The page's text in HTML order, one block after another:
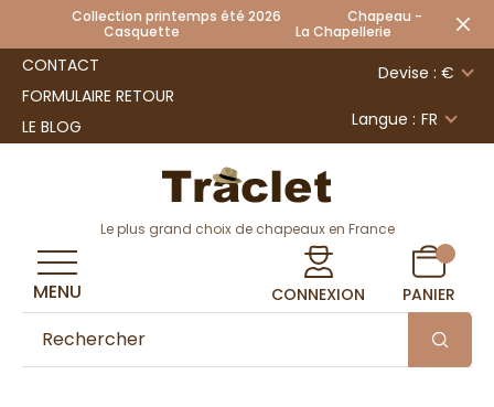
Collection printemps été 2026 Chapeau -
Casquette La Chapellerie
CONTACT
FORMULAIRE RETOUR
LE BLOG
Devise : €
Langue : FR
Le plus grand choix de chapeaux en France
CONNEXION PANIER
MENU